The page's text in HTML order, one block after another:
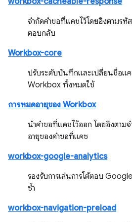
จำกัดคำขอที่แคชไว้โดยอิงตามรหั
ตอบกลับ
Workbox-core
ปรับระดับบันทึกและเปลี่ยนชื่อแค
Workbox ทั้งหมดใช้
การหมดอายุของ Workbox
นำคำขอที่แคชไว้ออก โดยอิงตาม
อายุของคำขอที่แคช
workbox-google-analytics
รองรับการเล่นการโต้ตอบ
ซ้ำ
workbox-navigation-preload